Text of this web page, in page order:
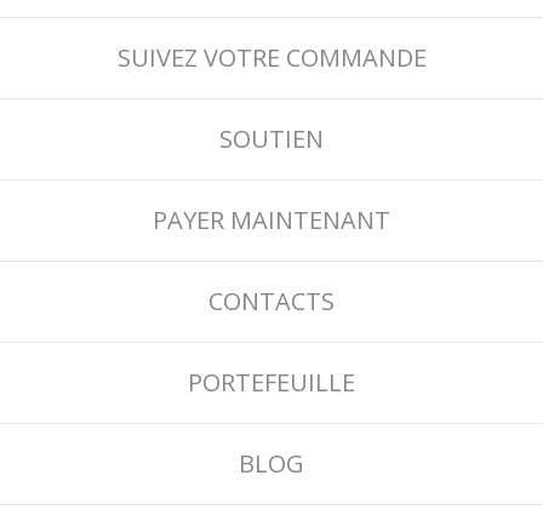
SUIVEZ VOTRE COMMANDE
SOUTIEN
PAYER MAINTENANT
CONTACTS
PORTEFEUILLE
BLOG